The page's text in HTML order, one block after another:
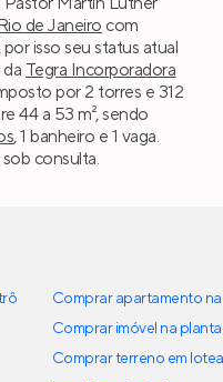
de Janeiro com
isso seu status atual
Tegra Incorporadora
por 2 torres e 312
44 a 53 m², sendo
, 1 banheiro e 1 vaga.
consulta.
Comprar apartamento
Comprar imóvel na planta
Comprar terreno em